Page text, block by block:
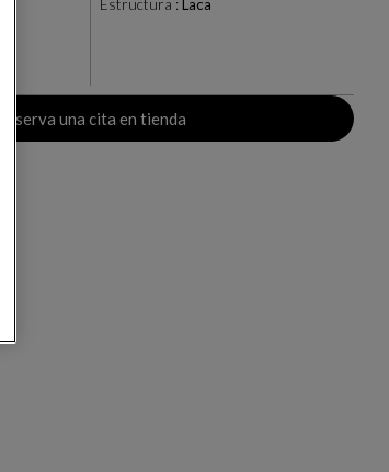
Estructura : Laca
Reserva una cita en tienda